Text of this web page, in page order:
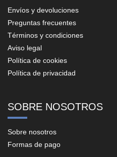
Envíos y devoluciones
Preguntas frecuentes
Términos y condiciones
Aviso legal
Política de cookies
Política de privacidad
SOBRE NOSOTROS
Sobre nosotros
Formas de pago